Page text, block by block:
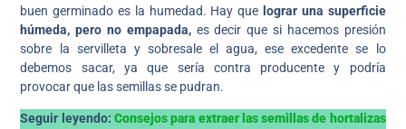
buen germinado es la humedad. Hay que lograr una superficie
húmeda, pero no empapada,es decir que si hacemos presión
sobre la servilleta y sobresale el agua, ese excedente se lo
debemos sacar, ya que sería contra producente y podría
provocar que las semillas se pudran.
Seguir leyendo: Consejos para extraer las semillas de hortalizas